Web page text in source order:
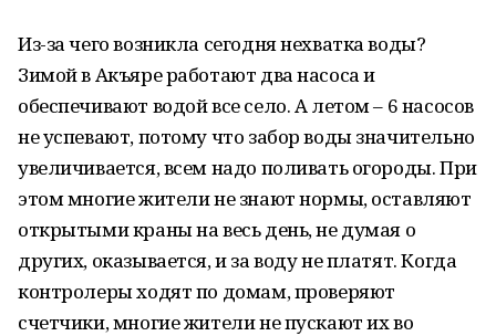
Из-за чего возникла сегодня нехватка воды?
Зимой в Акъяре работают два насоса и
обеспечивают водой все село. А летом – 6 насосов
не успевают, потому что забор воды значительно
увеличивается, всем надо поливать огороды. При
этом многие жители не знают нормы, оставляют
открытыми краны на весь день, не думая о
других, оказывается, и за воду не платят. Когда
контролеры ходят по домам, проверяют
счетчики, многие жители не пускают их во